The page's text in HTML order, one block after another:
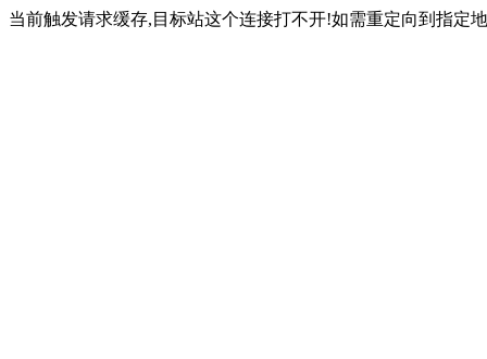
当前触发请求缓存,目标站这个连接打不开!如需重定向到指定